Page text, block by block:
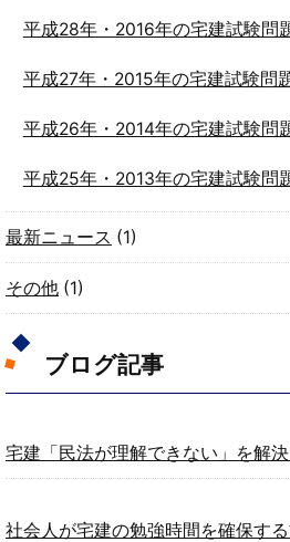
平成28年・2016年の宅建試験問
平成27年・2015年の宅建試験問
平成26年・2014年の宅建試験問
平成25年・2013年の宅建試験問
最新ニュース (1)
その他 (1)
ブログ記事
宅建「民法が理解できない」を解
社会人が宅建の勉強時間を確保す